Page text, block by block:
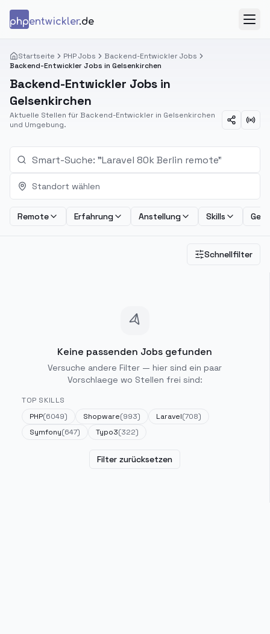
phpentwickler.de
Startseite PHP Jobs
Backend-Entwickler Jobs
Backend-Entwickler Jobs in Gelsenkirchen
Backend-Entwickler Jobs in
Gelsenkirchen
Aktuelle Stellen für Backend-Entwickler in Gelsenkirchen
und Umgebung.
Standort wählen
Remote Erfahrung Anstellung Skills
Schnellfilter
Keine passenden Jobs gefunden
Versuche andere Filter — hier sind ein paar
Vorschlaege wo Stellen frei sind:
TOP SKILLS
PHP(6049) Shopware(993) Laravel(708)
Symfony(647) Typo3(322)
Filter zurücksetzen